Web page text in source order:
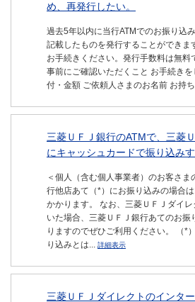
め、再発行したい。
過去5年以内に当行ATMでのお振り込
記載したものを発行することができま
お手続きください。発行手数料は無料
事前にご確認いただくこと お手続き
付・金額 ご依頼人さまのお名前 お持
三菱ＵＦＪ銀行のATMで、三菱
にキャッシュカードで振り込みす
＜個人（含む個人事業者）のお客さま
行他店あて（*）にお振り込みの場合
かかります。 なお、三菱ＵＦＪダイ
いた場合、三菱ＵＦＪ銀行あてのお振
りますのでぜひご利用ください。 （*
り込みとは... 詳細表示
三菱ＵＦＪダイレクトのインタ